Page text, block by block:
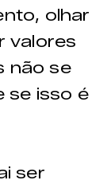
olhar
valores
não se
se isso é
ser